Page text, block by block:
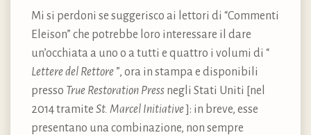
Mi si perdoni se suggerisco ai lettori di “Commenti
Eleison” che potrebbe loro interessare il dare
un’occhiata a uno o a tutti e quattro i volumi di “
Lettere del Rettore ”, ora in stampa e disponibili
presso True Restoration Press negli Stati Uniti [nel
2014 tramite St. Marcel Initiative]: in breve, esse
presentano una combinazione, non sempre